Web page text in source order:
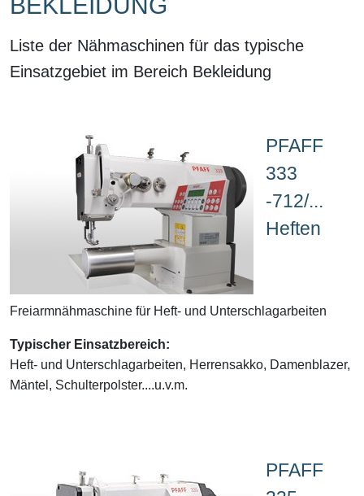
Liste der Nähmaschinen für das typische
Einsatzgebiet im Bereich Bekleidung
PFAFF
333
-712/...
Heften
Freiarmnähmaschine für Heft- und Unterschlagarbeiten
Typischer Einsatzbereich:
Heft- und Unterschlagarbeiten, Herrensakko, Damenblazer,
Mäntel, Schulterpolster....u.v.m.
PFAFF